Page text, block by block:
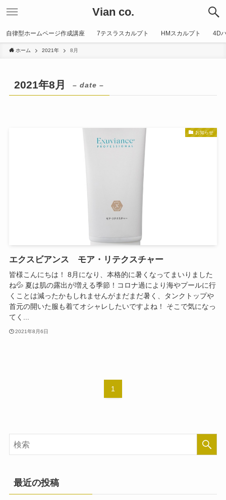
Vian co.
自律型ホームページ作成講座 7テスラスカルプト HMスカルプト 4D
ホーム 2021年 8月
2021年8月 – date –
お知らせ
エクスビアンス モア・リテクスチャー
皆様こんにちは！ 8月になり、本格的に暑くなってまいりました
ね💦 夏は肌の露出が増える季節！コロナ過により海やプールに行
くことは減ったかもしれませんがまだまだ暑く、タンクトップや
首元の開いた服も着てオシャレしたいですよね！ そこで気になっ
てく...
2021年8月6日
1
最近の投稿